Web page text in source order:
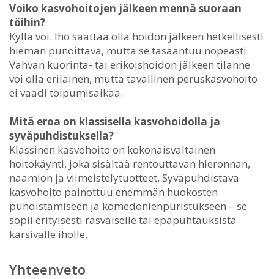
Voiko kasvohoitojen jälkeen mennä suoraan
töihin?
Kyllä voi. Iho saattaa olla hoidon jälkeen hetkellisesti
hieman punoittava, mutta se tasaantuu nopeasti.
Vahvan kuorinta- tai erikoishoidon jälkeen tilanne
voi olla erilainen, mutta tavallinen peruskasvohoito
ei vaadi toipumisaikaa.
Mitä eroa on klassisella kasvohoidolla ja
syväpuhdistuksella?
Klassinen kasvohoito on kokonaisvaltainen
hoitokäynti, joka sisältää rentouttavan hieronnan,
naamion ja viimeistelytuotteet. Syväpuhdistava
kasvohoito painottuu enemmän huokosten
puhdistamiseen ja komedonienpuristukseen – se
sopii erityisesti rasvaiselle tai epäpuhtauksista
kärsivälle iholle.
Yhteenveto